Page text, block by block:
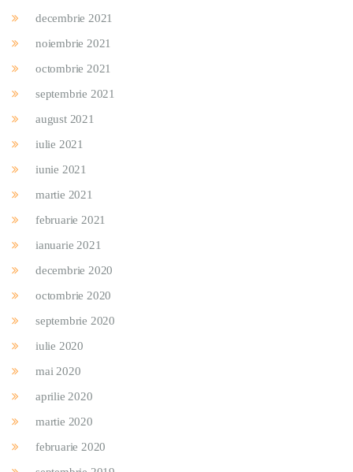
decembrie 2021
noiembrie 2021
octombrie 2021
septembrie 2021
august 2021
iulie 2021
iunie 2021
martie 2021
februarie 2021
ianuarie 2021
decembrie 2020
octombrie 2020
septembrie 2020
iulie 2020
mai 2020
aprilie 2020
martie 2020
februarie 2020